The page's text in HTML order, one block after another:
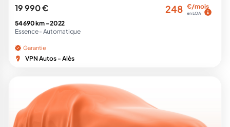
19 990 € 248 €/mois
en LOA
54 690 km -2022
Essence - Automatique
Garantie
VPN Autos - Alès